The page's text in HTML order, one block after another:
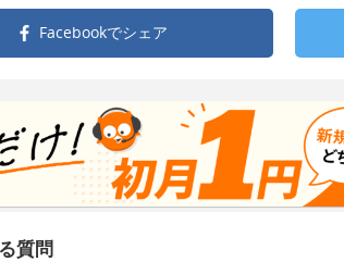
Facebookでシェア
質問